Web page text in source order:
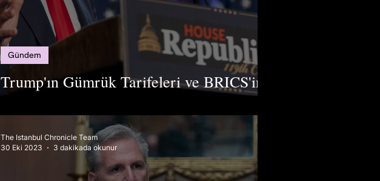
Trump'ın Gümrük Tarifeleri ve BRICS'in
Gündem
The Istanbul Chronicle Team
30 Eki 2023
3 dakikada okunur